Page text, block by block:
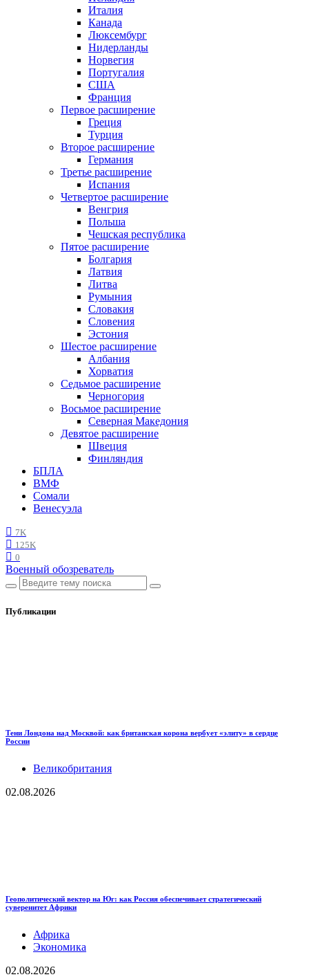
Италия
Канада
Люксембург
Нидерланды
Норвегия
Португалия
США
Франция
Первое расширение
Греция
Турция
Второе расширение
Германия
Третье расширение
Испания
Четвертое расширение
Венгрия
Польша
Чешская республика
Пятое расширение
Болгария
Латвия
Литва
Румыния
Словакия
Словения
Эстония
Шестое расширение
Албания
Хорватия
Седьмое расширение
Черногория
Восьмое расширение
Северная Македония
Девятое расширение
Швеция
Финляндия
БПЛА
ВМФ
Сомали
Венесуэла
7K
125K
0
Военный обозреватель
Публикации
Тени Лондона над Москвой: как британская корона вербует «элиту» в сердце
России
Великобритания
02.08.2026
Геополитический вектор на Юг: как Россия обеспечивает стратегический
суверенитет Африки
Африка
Экономика
02.08.2026